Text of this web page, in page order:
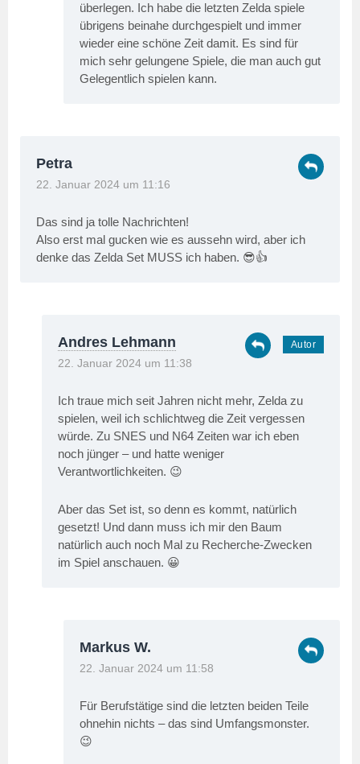
überlegen. Ich habe die letzten Zelda spiele
übrigens beinahe durchgespielt und immer
wieder eine schöne Zeit damit. Es sind für
mich sehr gelungene Spiele, die man auch gut
Gelegentlich spielen kann.
Petra
22. Januar 2024 um 11:16
Das sind ja tolle Nachrichten!
Also erst mal gucken wie es aussehn wird, aber ich
denke das Zelda Set MUSS ich haben. 😎👍
Andres Lehmann
22. Januar 2024 um 11:38
Ich traue mich seit Jahren nicht mehr, Zelda zu
spielen, weil ich schlichtweg die Zeit vergessen
würde. Zu SNES und N64 Zeiten war ich eben
noch jünger – und hatte weniger
Verantwortlichkeiten. 😉
Aber das Set ist, so denn es kommt, natürlich
gesetzt! Und dann muss ich mir den Baum
natürlich auch noch Mal zu Recherche-Zwecken
im Spiel anschauen. 😀
Markus W.
22. Januar 2024 um 11:58
Für Berufstätige sind die letzten beiden Teile
ohnehin nichts – das sind Umfangsmonster.
😉